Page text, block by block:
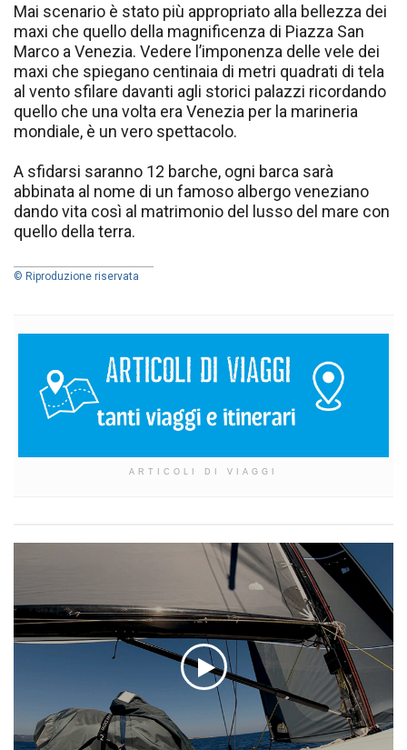
Mai scenario è stato più appropriato alla bellezza dei
maxi che quello della magnificenza di Piazza San
Marco a Venezia. Vedere l’imponenza delle vele dei
maxi che spiegano centinaia di metri quadrati di tela
al vento sfilare davanti agli storici palazzi ricordando
quello che una volta era Venezia per la marineria
mondiale, è un vero spettacolo.
A sfidarsi saranno 12 barche, ogni barca sarà
abbinata al nome di un famoso albergo veneziano
dando vita così al matrimonio del lusso del mare con
quello della terra.
© Riproduzione riservata
ARTICOLI DI VIAGGI